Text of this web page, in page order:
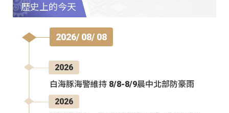
歷史上的今天
2026/ 08/ 08
2026
白海豚海警維持 8/8-8/9晨中北部防豪雨
2026